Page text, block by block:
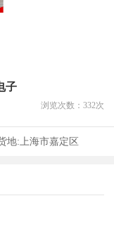
子
浏览次数： 332次
地:上海市嘉定区